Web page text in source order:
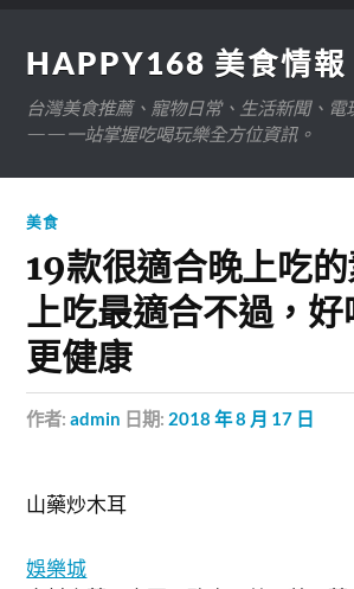
HAPPY168 美食情報
台灣美食推薦、寵物日常、生活新聞、電
——一站掌握吃喝玩樂全方位資訊。
美食
19款很適合晚上吃
上吃最適合不過，
更健康
作者:admin 日期: 2018 年 8 月 17 日
山藥炒木耳
娛樂城